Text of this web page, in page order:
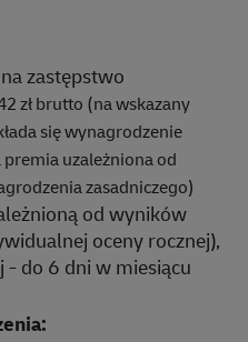
zastępstwo
zł brutto (na wskazany
się wynagrodzenie
uzależniona od
zasadniczego)
od wyników
oceny rocznej),
do 6 dni w miesiącu